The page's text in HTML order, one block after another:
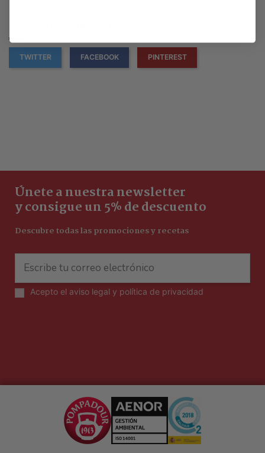
TWITTER FACEBOOK PINTEREST
Únete a nuestra newsletter
y consigue un 5% de descuento
Descubre todas las promociones y recetas
Acepto el aviso legal y política de privacidad